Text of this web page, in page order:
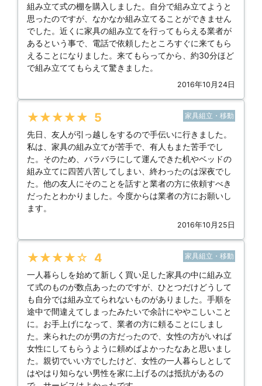
組み立て式の棚を購入しました。自分で組み立てようと
思ったのですが、なかなか組み立てることができません
でした。近くに家具の組み立てを行ってもらえる業者が
あるという事で、電話で依頼したところすぐに来てもら
えることになりました。来てもらってから、約30分ほど
で組み立ててもらえて驚きました。
2016年10月24日
★★★★★ 5 家具組立・移動
先日、友人が引っ越しをするので手伝いに行きました。
私は、家具の組み立てが苦手で、有人もまた苦手でし
た。そのため、バラバラにして運んできた机やベッドの
組み立てに四苦八苦してしまい、終わったのは深夜でし
た。他の友人にそのことを話すと業者の方に依頼すべき
だったとわかりました。今度からは業者の方にお願いし
ます。
2016年10月25日
★★★★★ 4 家具組立・移動
一人暮らしを始めて新しく買い足した家具の中に組み立
て式のものが数点あったのですが、ひとつだけどうして
も自分では組み立てられないものがありました。手順を
途中で間違えてしまったみたいで余計にややこしいこと
に。お手上げになって、業者の方に頼ることにしまし
た。来られたのが男の方だったので、女性の方がいれば
女性にしてもらうように頼めばよかったなあと思いまし
た。親切でいい方でしたけど、女性の一人暮らしとして
はやはり知らない男性を家に上げるのは抵抗があるの